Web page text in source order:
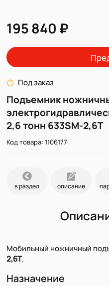
195 840 ₽
Под заказ
Подъемник
2,6 тонн 633SM-2,6Т
Код товара: 1106177
в раздел описание
Мобильный ножничный
2,6Т.
Назначение